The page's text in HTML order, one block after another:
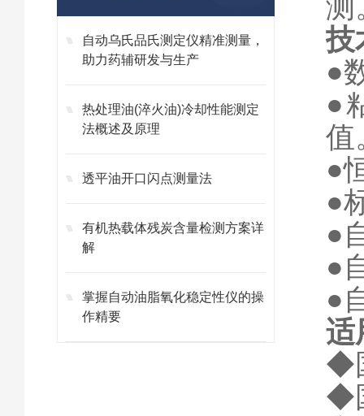
自动乌氏品氏测定仪精准测量，
助力药辅研发与生产
热处理油(淬火油)冷却性能测定
法概述及原理
透平油开口闪点测量法
有机热载体残炭含量检测方案详
解
掌握自动油脂氧化稳定性仪的操
作精要
测
技
●
●
值
●
●
●
●
●
适
◆
◆